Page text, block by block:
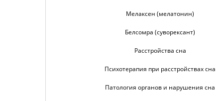
Мелаксен (мелатонин)
Белсомра (суворексант)
Расстройства сна
Психотерапия при расстройствах сна
Патология органов и нарушения сна